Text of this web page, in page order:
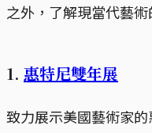
之外，了解現當代藝術
1. 惠特尼雙年展
致力展示美國藝術家